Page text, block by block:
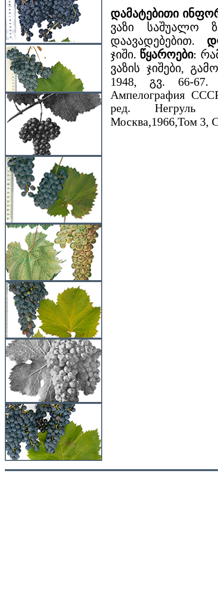
დამატებითი
ვაზი საშუალო
დაავადებებით.
ჯიში. წყაროები:
ვაზის ჯიშები,
1948, გვ. 66-67.
Ампелография
ред. Негруль
Москва,1966,Том 3,